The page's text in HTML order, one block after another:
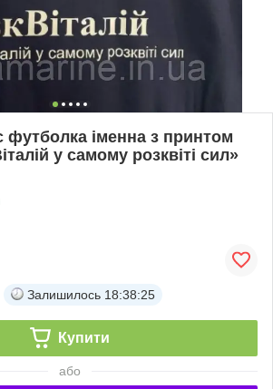
футболка іменна з принтом
у самому розквіті сил»
Залишилось 18:38:24
Купити
або